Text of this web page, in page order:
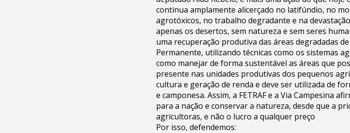
continua amplamente alicerçado no latifúndio, no
agrotóxicos, no trabalho degradante e na
apenas os desertos, sem natureza e sem seres
uma recuperação produtiva das áreas degradadas
Permanente, utilizando técnicas como os sistemas
como manejar de forma sustentável as áreas que
presente nas unidades produtivas dos pequenos
cultura e geração de renda e deve ser utilizada de
e camponesa. Assim, a FETRAF e a Via Campesina
para a nação e conservar a natureza, desde que a
agricultoras, e não o lucro a qualquer preço
Por isso, defendemos: